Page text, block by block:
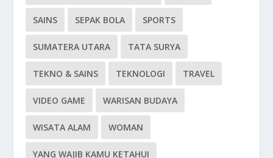
SAINS SEPAK BOLA SPORTS
SUMATERA UTARA TATA SURYA
TEKNO & SAINS TEKNOLOGI TRAVEL
VIDEO GAME WARISAN BUDAYA
WISATA ALAM WOMAN
YANG WAJIB KAMU KETAHUI